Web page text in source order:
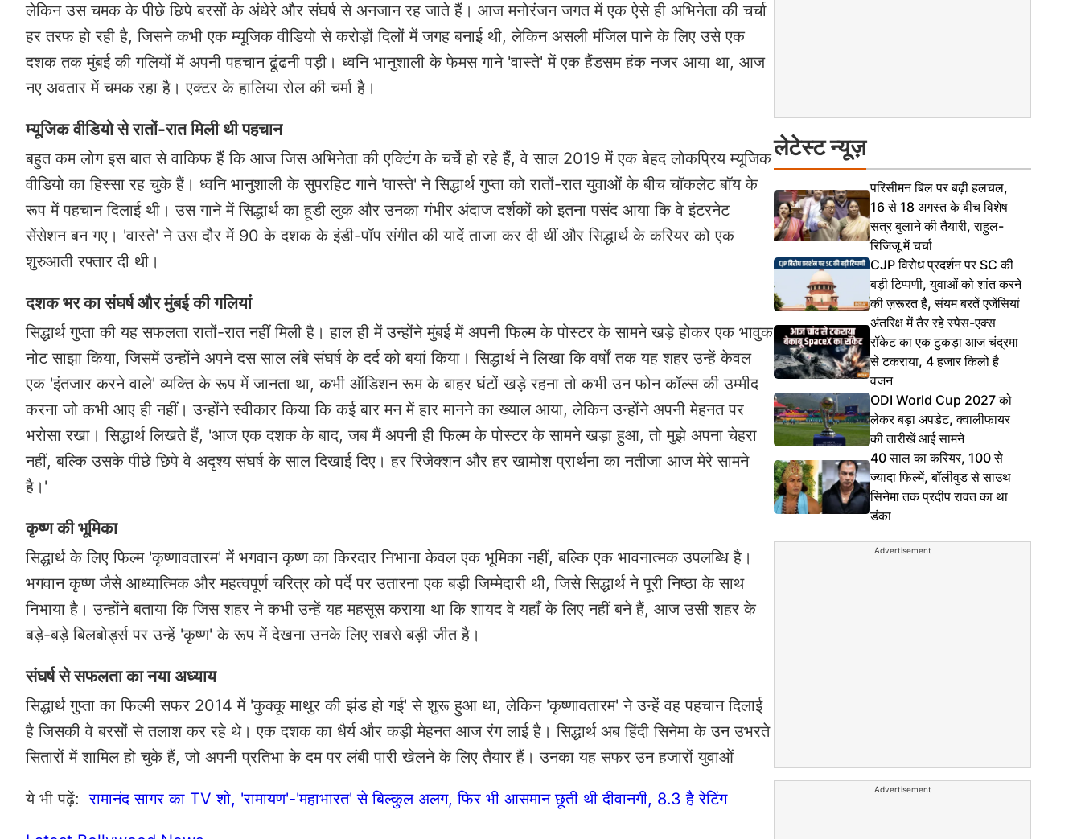
लेकिन उस चमक के पीछे छिपे बरसों के अंधेरे और संघर्ष से अनजान रह जाते हैं। आज मनोरंजन जगत में एक ऐसे ही अभिनेता की चर्चा
हर तरफ हो रही है, जिसने कभी एक म्यूजिक वीडियो से करोड़ों दिलों में जगह बनाई थी, लेकिन असली मंजिल पाने के लिए उसे एक
दशक तक मुंबई की गलियों में अपनी पहचान ढूंढनी पड़ी। ध्वनि भानुशाली के फेमस गाने 'वास्ते' में एक हैंडसम हंक नजर आया था, आज
नए अवतार में चमक रहा है। एक्टर के हालिया रोल की चर्मा है।
म्यूजिक वीडियो से रातों-रात मिली थी पहचान
बहुत कम लोग इस बात से वाकिफ हैं कि आज जिस अभिनेता की एक्टिंग के चर्चे हो रहे हैं, वे साल 2019 में एक बेहद लोकप्रिय म्यूजिक
वीडियो का हिस्सा रह चुके हैं। ध्वनि भानुशाली के सुपरहिट गाने 'वास्ते' ने सिद्धार्थ गुप्ता को रातों-रात युवाओं के बीच चॉकलेट बॉय के
रूप में पहचान दिलाई थी। उस गाने में सिद्धार्थ का हूडी लुक और उनका गंभीर अंदाज दर्शकों को इतना पसंद आया कि वे इंटरनेट
सेंसेशन बन गए। 'वास्ते' ने उस दौर में 90 के दशक के इंडी-पॉप संगीत की यादें ताजा कर दी थीं और सिद्धार्थ के करियर को एक
शुरुआती रफ्तार दी थी।
दशक भर का संघर्ष और मुंबई की गलियां
सिद्धार्थ गुप्ता की यह सफलता रातों-रात नहीं मिली है। हाल ही में उन्होंने मुंबई में अपनी फिल्म के पोस्टर के सामने खड़े होकर एक भावुक
नोट साझा किया, जिसमें उन्होंने अपने दस साल लंबे संघर्ष के दर्द को बयां किया। सिद्धार्थ ने लिखा कि वर्षों तक यह शहर उन्हें केवल
एक 'इंतजार करने वाले' व्यक्ति के रूप में जानता था, कभी ऑडिशन रूम के बाहर घंटों खड़े रहना तो कभी उन फोन कॉल्स की उम्मीद
करना जो कभी आए ही नहीं। उन्होंने स्वीकार किया कि कई बार मन में हार मानने का ख्याल आया, लेकिन उन्होंने अपनी मेहनत पर
भरोसा रखा। सिद्धार्थ लिखते हैं, 'आज एक दशक के बाद, जब मैं अपनी ही फिल्म के पोस्टर के सामने खड़ा हुआ, तो मुझे अपना चेहरा
नहीं, बल्कि उसके पीछे छिपे वे अदृश्य संघर्ष के साल दिखाई दिए। हर रिजेक्शन और हर खामोश प्रार्थना का नतीजा आज मेरे सामने
है।'
कृष्ण की भूमिका
सिद्धार्थ के लिए फिल्म 'कृष्णावतारम' में भगवान कृष्ण का किरदार निभाना केवल एक भूमिका नहीं, बल्कि एक भावनात्मक उपलब्धि है।
भगवान कृष्ण जैसे आध्यात्मिक और महत्वपूर्ण चरित्र को पर्दे पर उतारना एक बड़ी जिम्मेदारी थी, जिसे सिद्धार्थ ने पूरी निष्ठा के साथ
निभाया है। उन्होंने बताया कि जिस शहर ने कभी उन्हें यह महसूस कराया था कि शायद वे यहाँ के लिए नहीं बने हैं, आज उसी शहर के
बड़े-बड़े बिलबोर्ड्स पर उन्हें 'कृष्ण' के रूप में देखना उनके लिए सबसे बड़ी जीत है।
संघर्ष से सफलता का नया अध्याय
सिद्धार्थ गुप्ता का फिल्मी सफर 2014 में 'कुक्कू माथुर की झंड हो गई' से शुरू हुआ था, लेकिन 'कृष्णावतारम' ने उन्हें वह पहचान दिलाई
है जिसकी वे बरसों से तलाश कर रहे थे। एक दशक का धैर्य और कड़ी मेहनत आज रंग लाई है। सिद्धार्थ अब हिंदी सिनेमा के उन उभरते
सितारों में शामिल हो चुके हैं, जो अपनी प्रतिभा के दम पर लंबी पारी खेलने के लिए तैयार हैं। उनका यह सफर उन हजारों युवाओं
ये भी पढ़ें: रामानंद सागर का TV शो, 'रामायण'-'महाभारत' से बिल्कुल अलग, फिर भी आसमान छूती थी दीवानगी, 8.3 है रेटिंग
लेटेस्ट न्यूज़
परिसीमन बिल पर बढ़ी हलचल,
16 से 18 अगस्त के बीच विशेष
सत्र बुलाने की तैयारी, राहुल-
रिजिजू में चर्चा
CJP विरोध प्रदर्शन पर SC की
बड़ी टिप्पणी, युवाओं को शांत करने
की ज़रूरत है, संयम बरतें एजेंसियां
अंतरिक्ष में तैर रहे स्पेस-एक्स
रॉकेट का एक टुकड़ा आज चंद्रमा
से टकराया, 4 हजार किलो है
वजन
ODI World Cup 2027 को
लेकर बड़ा अपडेट, क्वालीफायर
की तारीखें आई सामने
40 साल का करियर, 100 से
ज्यादा फिल्में, बॉलीवुड से साउथ
सिनेमा तक प्रदीप रावत का था
डंका
Advertisement
Advertisement